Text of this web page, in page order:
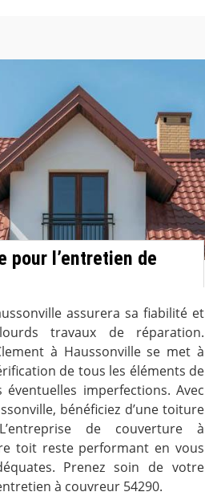
pour l’entretien de
assurera sa fiabilité et
travaux de réparation.
à Haussonville se met à
de tous les éléments de
imperfections. Avec
bénéficiez d’une toiture
de couverture à
toit reste performant en vous
Prenez soin de votre
à couvreur 54290.